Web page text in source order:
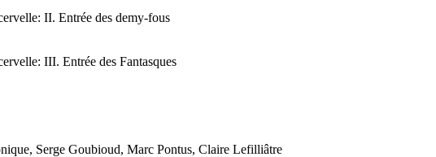
II. Entrée des demy-fous
III. Entrée des Fantasques
Serge Goubioud, Marc Pontus, Claire Lefilliâtre